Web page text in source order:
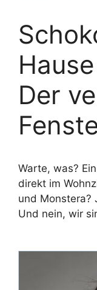
Der
Warte, was?
direkt im
und Monstera?
Und nein, wir